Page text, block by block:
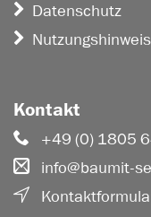
Datenschutz
Nutzungshinweis
Kontakt
+49 (0) 1805
info@baumit-